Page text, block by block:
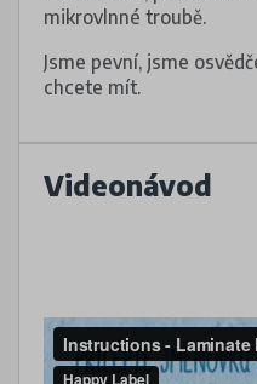
mikrovlnné troubě.
Jsme pevní, jsme
chcete mít.
Videonávod